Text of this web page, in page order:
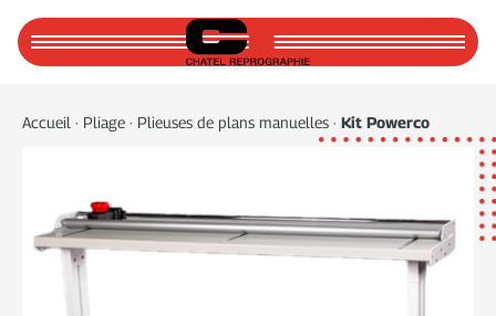
Accueil
Actualités
Pour nous joindre
Accueil · Pliage · Plieuses de plans manuelles · Kit Powerco